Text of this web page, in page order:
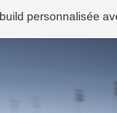
personnalisée